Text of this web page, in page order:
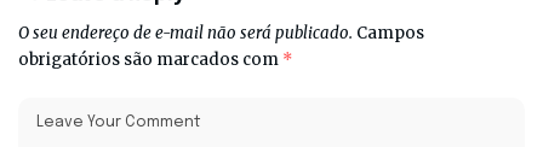
O seu endereço de e-mail não será publicado. Campos
obrigatórios são marcados com *